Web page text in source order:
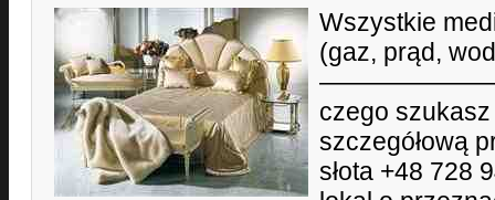
Wszystkie
(gaz, prąd,
czego
szczegółową
słota +48 728